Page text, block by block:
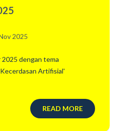
2025
dengan tema
Artifisial'
READ MORE